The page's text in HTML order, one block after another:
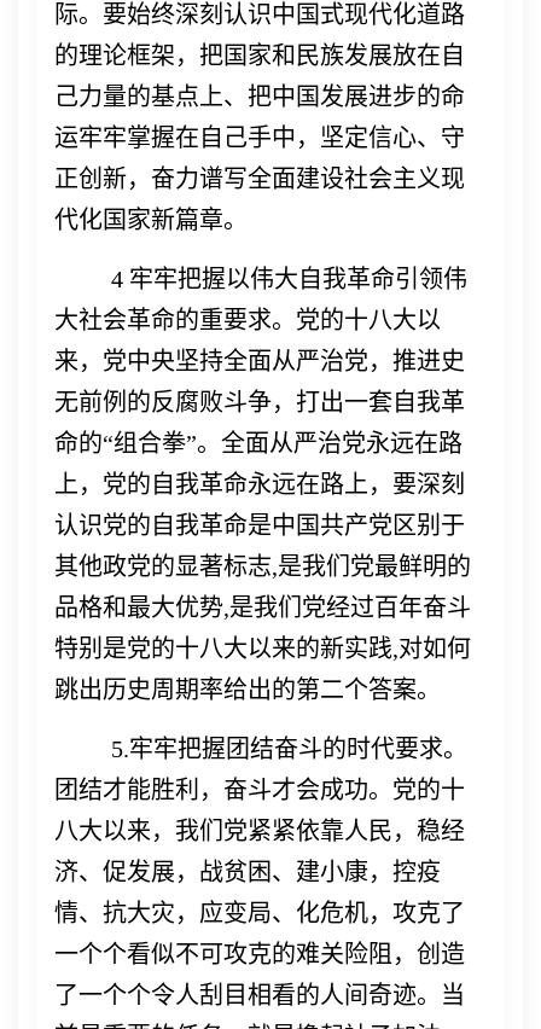
际。要始终深刻认识中国式现代化道路
的理论框架，把国家和民族发展放在自
己力量的基点上、把中国发展进步的命
运牢牢掌握在自己手中，坚定信心、守
正创新，奋力谱写全面建设社会主义现
代化国家新篇章。
4 牢牢把握以伟大自我革命引领伟
大社会革命的重要求。 党的十八大以
来，党中央坚持全面从严治党，推进史
无前例的反腐败斗争，打出一套自我革
命的“组合拳”。全面从严治党永远在路
上，党的自我革命永远在路上，要深刻
认识党的自我革命是中国共产党区别于
其他政党的显著标志,是我们党最鲜明的
品格和最大优势,是我们党经过百年奋斗
特别是党的十八大以来的新实践,对如何
跳出历史周期率给出的第二个答案。
5.牢牢把握团结奋斗的时代要求。
团结才能胜利，奋斗才会成功。党的十
八大以来，我们党紧紧依靠人民，稳经
济、促发展，战贫困、建小康，控疫
情、抗大灾，应变局、化危机，攻克了
一个个看似不可攻克的难关险阻，创造
了一个个令人刮目相看的人间奇迹。当